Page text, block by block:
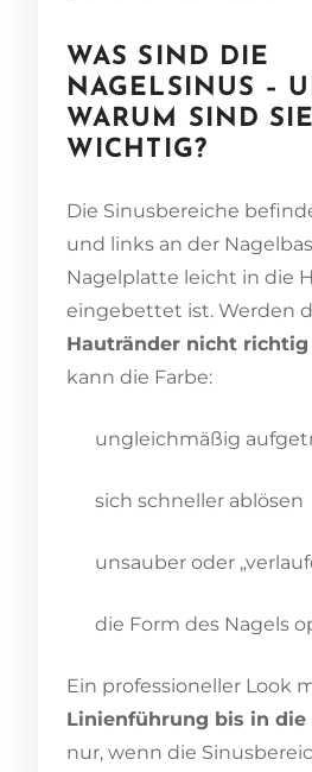
WAS SIND DIE
NAGELSINUS –
WARUM SIND
WICHTIG?
Die Sinusbereiche
und links an der
Nagelplatte leicht in die
eingebettet ist. Werden
Hautränder nicht
kann die Farbe:
ungleichmäßig
sich schneller ablösen
unsauber oder
die Form des Nagels
Ein professioneller Look
Linienführung bis in die
nur, wenn die